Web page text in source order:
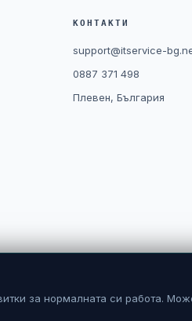
за нормалната си работа.
КОНТАКТИ
support@itservice-
0887 371 498
Плевен, България